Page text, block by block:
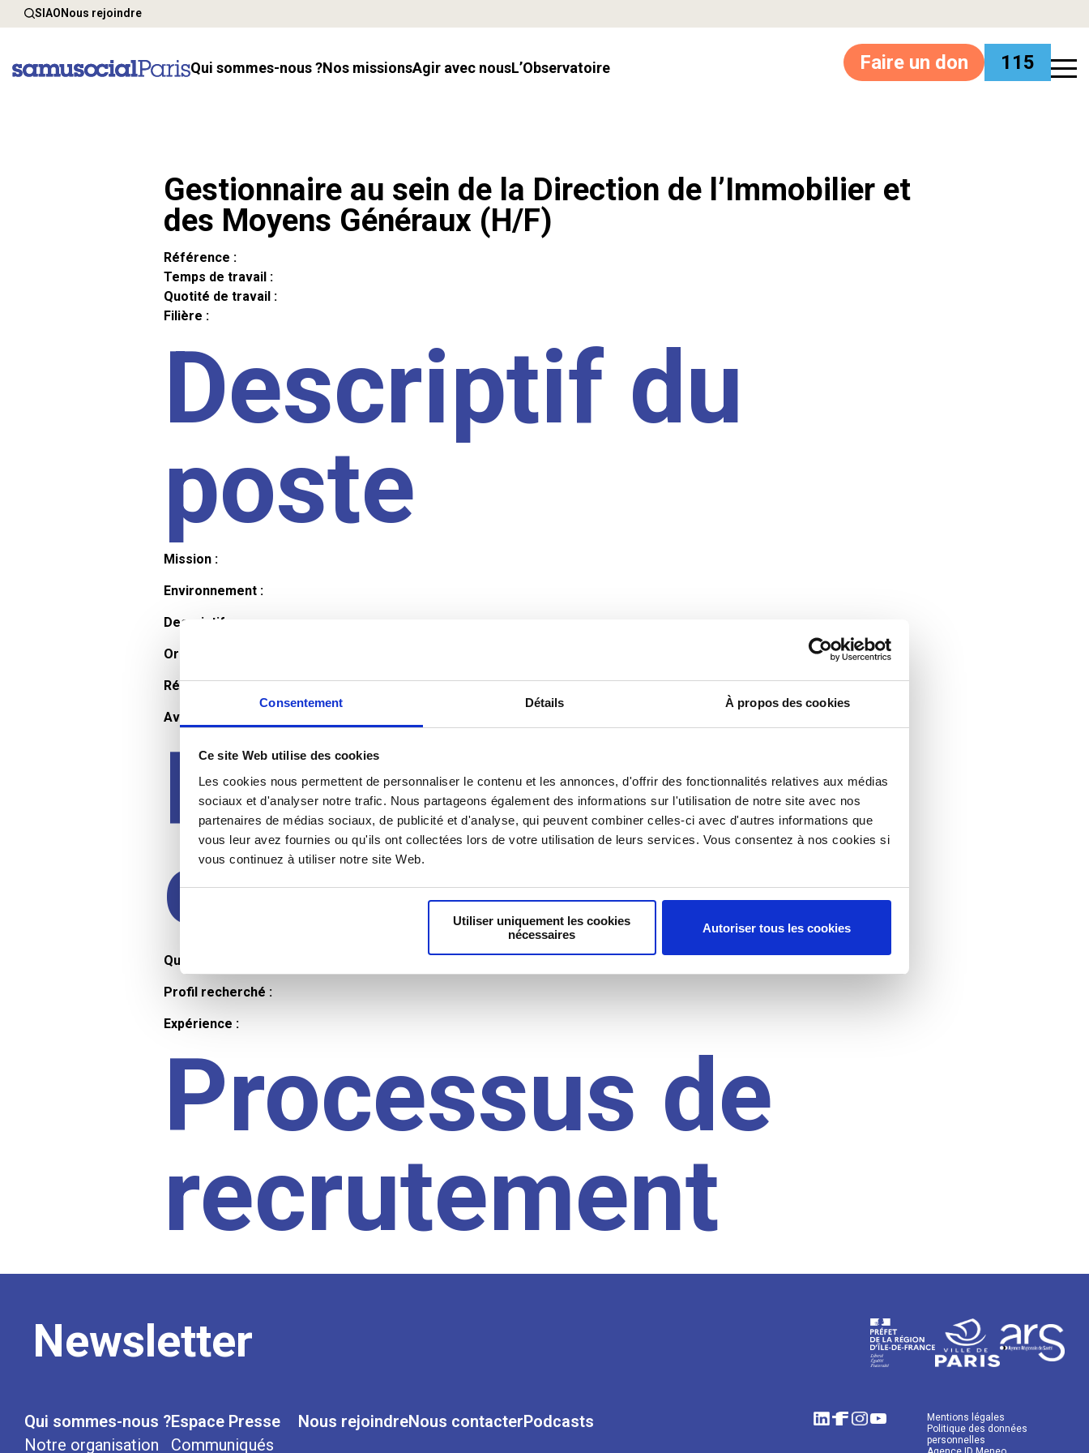
Consentement Détails À propos des cookies
Ce site Web utilise des cookies
Les cookies nous permettent de personnaliser le contenu et les annonces, d'offrir des fonctionnalités relatives aux médias
sociaux et d'analyser notre trafic. Nous partageons également des informations sur l'utilisation de notre site avec nos
partenaires de médias sociaux, de publicité et d'analyse, qui peuvent combiner celles-ci avec d'autres informations que
vous leur avez fournies ou qu'ils ont collectées lors de votre utilisation de leurs services. Vous consentez à nos cookies si
vous continuez à utiliser notre site Web.
Utiliser uniquement les cookies
nécessaires
Autoriser tous les cookies
SIAONous rejoindre
Qui sommes-nous ? Nos missions Agir avec nous l’Observatoire Faire un don 115
Gestionnaire au sein de la Direction de l’Immobilier et
des Moyens Généraux (H/F)
Référence :
Temps de travail :
Quotité de travail :
Filière :
Descriptif du
poste
Mission :
Environnement :
Descriptif :
Organisation et horaires :
Rémunération :
Avantages :
Profil du
candidat
Qualifications et diplômes :
Profil recherché :
Expérience :
Processus de
recrutement
Newsletter
Qui sommes-nous ?
Notre organisation
Espace Presse
Communiqués
Nous rejoindreNous contacterPodcasts
Mentions légales
Politique des données
personnelles